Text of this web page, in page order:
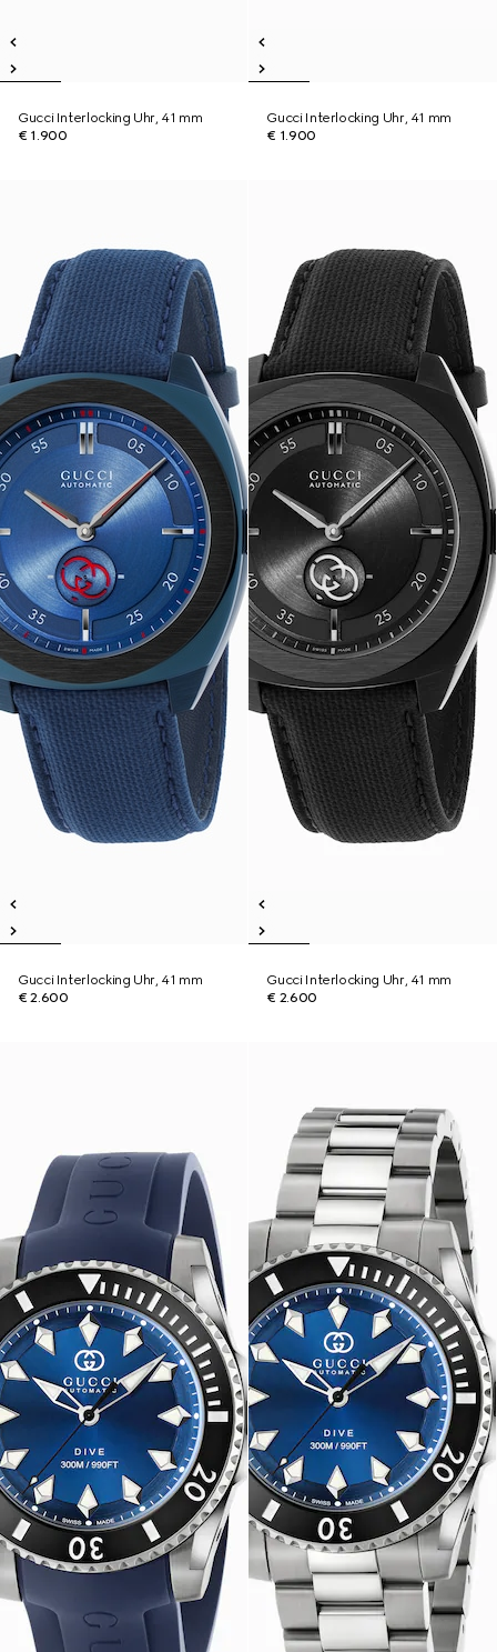
Gucci Interlocking Uhr, 41 mm
€ 1.900
Gucci Interlocking Uhr, 41 mm
€ 1.900
Gucci Interlocking Uhr, 41 mm
€ 2.600
Gucci Interlocking Uhr, 41 mm
€ 2.600